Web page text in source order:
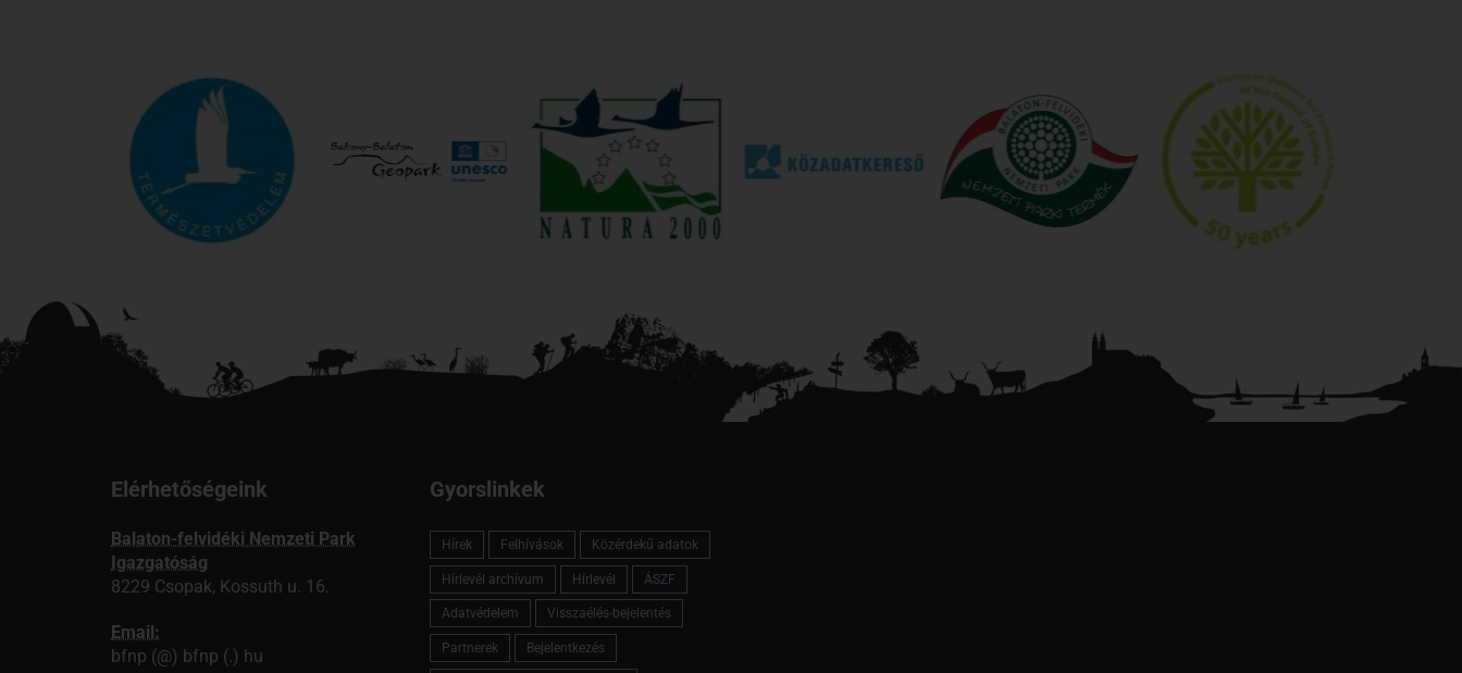
Elérhetőségeink
Balaton-felvidéki Nemzeti Park
Igazgatóság
8229 Csopak, Kossuth u. 16.
Email:
bfnp (@) bfnp (.) hu
Gyorslinkek
Hírek Felhívások Közérdekű adatok
Hírlevél archívum Hírlevél ÁSZF
Adatvédelem Visszaélés-bejelentés
Partnerek Bejelentkezés